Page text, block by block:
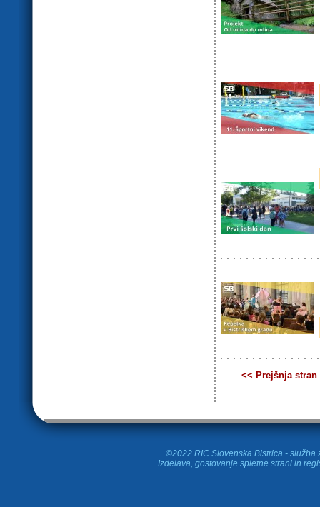
<< Prejšnja stran
©2022 RIC Slovenska Bistrica - služba
Izdelava, gostovanje spletne strani in